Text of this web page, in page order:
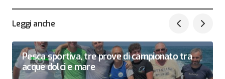
Leggi anche
Pesca sportiva, tre prove di campionato tra
acque dolci e mare